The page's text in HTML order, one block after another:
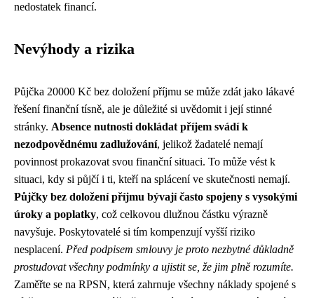
nedostatek financí.
Nevýhody a rizika
Půjčka 20000 Kč bez doložení příjmu se může zdát jako lákavé
řešení finanční tísně, ale je důležité si uvědomit i její stinné
stránky. Absence nutnosti dokládat příjem svádí k
nezodpovědnému zadlužování, jelikož žadatelé nemají
povinnost prokazovat svou finanční situaci. To může vést k
situaci, kdy si půjčí i ti, kteří na splácení ve skutečnosti nemají.
Půjčky bez doložení příjmu bývají často spojeny s vysokými
úroky a poplatky, což celkovou dlužnou částku výrazně
navyšuje. Poskytovatelé si tím kompenzují vyšší riziko
nesplacení. Před podpisem smlouvy je proto nezbytné důkladně
prostudovat všechny podmínky a ujistit se, že jim plně rozumíte.
Zaměřte se na RPSN, která zahrnuje všechny náklady spojené s